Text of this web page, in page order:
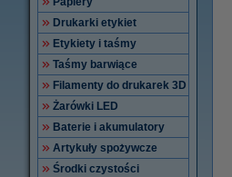
Drukarki etykiet
Etykiety i taśmy
Taśmy barwiące
Filamenty do drukarek 3D
Żarówki LED
Baterie i akumulatory
Artykuły spożywcze
Środki czystości